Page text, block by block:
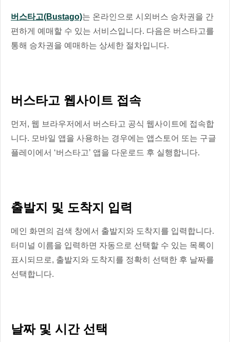
버스타고(Bustago)는 온라인으로 시외버스 승차권을 간
편하게 예매할 수 있는 서비스입니다. 다음은 버스타고를
통해 승차권을 예매하는 상세한 절차입니다.
버스타고 웹사이트 접속
먼저, 웹 브라우저에서 버스타고 공식 웹사이트에 접속합
니다. 모바일 앱을 사용하는 경우에는 앱스토어 또는 구글
플레이에서 ‘버스타고’ 앱을 다운로드 후 실행합니다.
출발지 및 도착지 입력
메인 화면의 검색 창에서 출발지와 도착지를 입력합니다.
터미널 이름을 입력하면 자동으로 선택할 수 있는 목록이
표시되므로, 출발지와 도착지를 정확히 선택한 후 날짜를
선택합니다.
날짜 및 시간 선택